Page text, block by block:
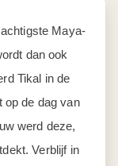
Maya-
dan ook
Tikal in de
op de dag van
werd deze,
Verblijf in